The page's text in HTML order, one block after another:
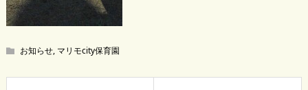
お知らせ, マリモcity保育園